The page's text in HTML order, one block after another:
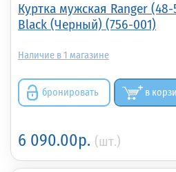
Куртка мужская Ranger (48-
Black (Черный) (756-001)
1
бронировать в
6 090.00р. (шт.)